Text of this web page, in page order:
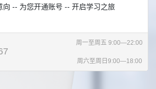
向 -- 为您开通账号 -- 开启学习之旅
周一至周五 9:00—22:00
周六至周日9:00—18:00